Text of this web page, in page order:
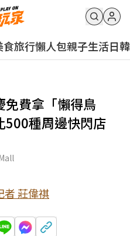
食旅行懶人包親子生活日韓
免費拿「懶得鳥
500種周邊快閃店
者 莊偉祺